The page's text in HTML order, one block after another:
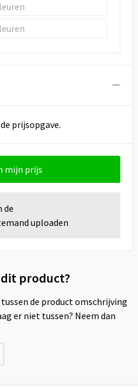
prijsopgave.
mijn prijs
de
uploaden
dit product?
de product omschrijving
er niet tussen? Neem dan